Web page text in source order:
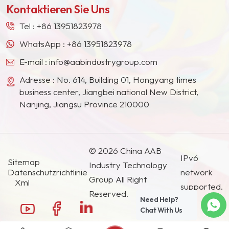
verwendet werden., auch
galt es für
Tinte und Kunststoffe…
Südostasien, Japan, Südkorea und anderen
Ländern und Regionen geworden.
Kontaktieren Sie Uns
Tel : +86 13951823978
WhatsApp : +86 13951823978
E-mail : info@aabindustrygroup.com
Adresse : No. 614, Building 01, Hongyang times
business center, Jiangbei national New District,
Nanjing, Jiangsu Province 210000
Sitemap
Datenschutzrichtlinie
Xml
© 2026 China AAB
Industry Technology
Group All Right
Reserved.
IPv6
network
supported.
Need Help?
Chat With Us